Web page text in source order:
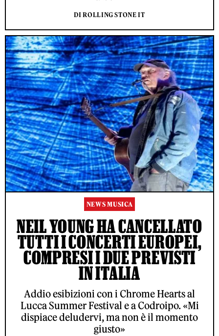
DI ROLLING STONE IT
NEWS MUSICA
NEIL YOUNG HA CANCELLATO
TUTTI I CONCERTI EUROPEI,
COMPRESI I DUE PREVISTI
IN ITALIA
Addio esibizioni con i Chrome Hearts al
Lucca Summer Festival e a Codroipo. «Mi
dispiace deludervi, ma non è il momento
giusto»